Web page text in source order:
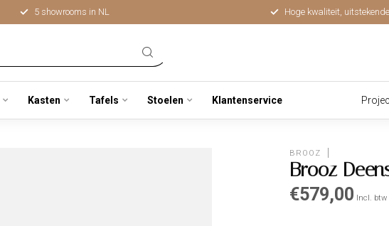
5 showrooms in NL Hoge kwaliteit,
Kasten Tafels Stoelen Klantenservice
BROOZ
Brooz
€579,00 Incl. btw